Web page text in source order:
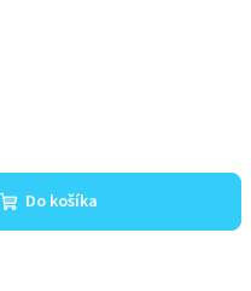
Do košíka